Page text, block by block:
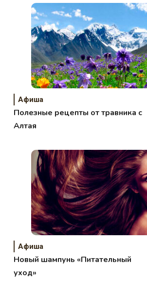
Афиша
Полезные рецепты от травника с
Алтая
Афиша
Новый шампунь «Питательный
уход»